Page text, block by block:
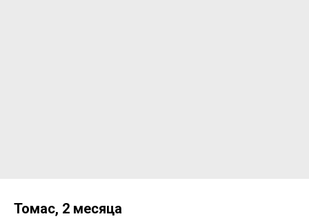
Томас, 2 месяца